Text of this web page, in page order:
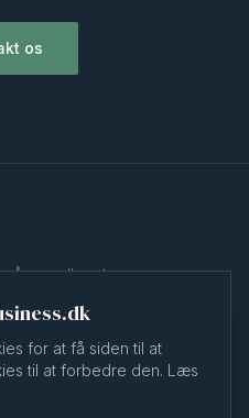
os
og mellemstore
for at få siden til at
til at forbedre den. Læs